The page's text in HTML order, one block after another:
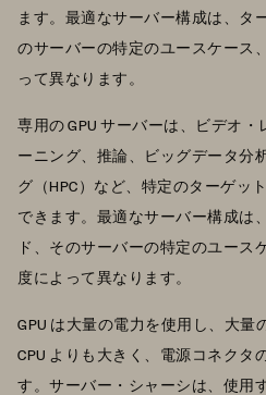
ます。最適なサーバー構成は、タ
のサーバーの特定のユースケース
って異なります。
専用の GPU サーバーは、ビデオ
ーニング、推論、ビッグデータ分
グ（HPC）など、特定のターゲッ
できます。最適なサーバー構成は
ド、そのサーバーの特定のユース
度によって異なります。
GPU は大量の電力を使用し、大量
CPU よりも大きく、電源コネクタ
す。サーバー・シャーシは、使用